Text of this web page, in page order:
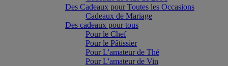
Des Cadeaux pour Toutes les Occasions
Cadeaux de Mariage
Des cadeaux pour tous
Pour le Chef
Pour le Pâtissier
Pour L'amateur de Thé
Pour L'amateur de Vin